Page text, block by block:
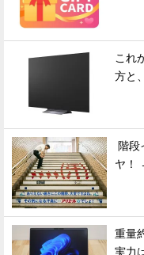
これ
方と
階段
ヤ！
重量
実力